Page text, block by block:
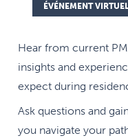
ÉVÉNEMENT
Hear from current
insights and
expect during
Ask questions and
you navigate your